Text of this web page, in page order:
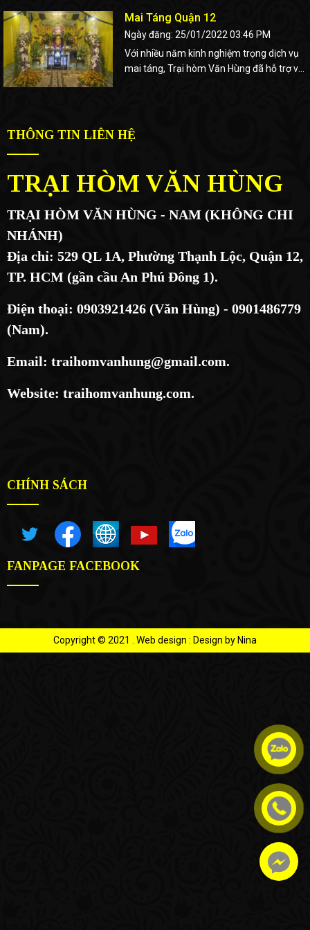
nhằm đảm bảo quyền lợi và sự minh bạch
cho gia đình. Sau đó, chúng tôi sẽ tiến
hành công tác chuẩn bị đầy đủ, chu đáo
để tổ chức lễ tang được diễn ra trang
cho sự nghiệp phát triển của đất nước
được tổ chức theo 4 hình thức chính:
Mai Táng Quận 12
Ngày đăng: 25/01/2022 03:46 PM
Với nhiều năm kinh nghiệm trọng dịch vụ
mai táng, Trại hòm Văn Hùng đã hỗ trợ và
chúng tôi hoàn thiện tốt hơn nữa trong
việc mà gia đình đã giao phó.
THÔNG TIN LIÊN HỆ
TRẠI HÒM VĂN HÙNG
TRẠI HÒM VĂN HÙNG - NAM (KHÔNG CHI
NHÁNH)
Địa chỉ: 529 QL 1A, Phường Thạnh Lộc, Quận 12,
TP. HCM (gần cầu An Phú Đông 1).
Điện thoại: 0903921426 (Văn Hùng) - 0901486779
(Nam).
Email: traihomvanhung@gmail.com.
Website: traihomvanhung.com.
CHÍNH SÁCH
FANPAGE FACEBOOK
Copyright © 2021 . Web design : Design by Nina